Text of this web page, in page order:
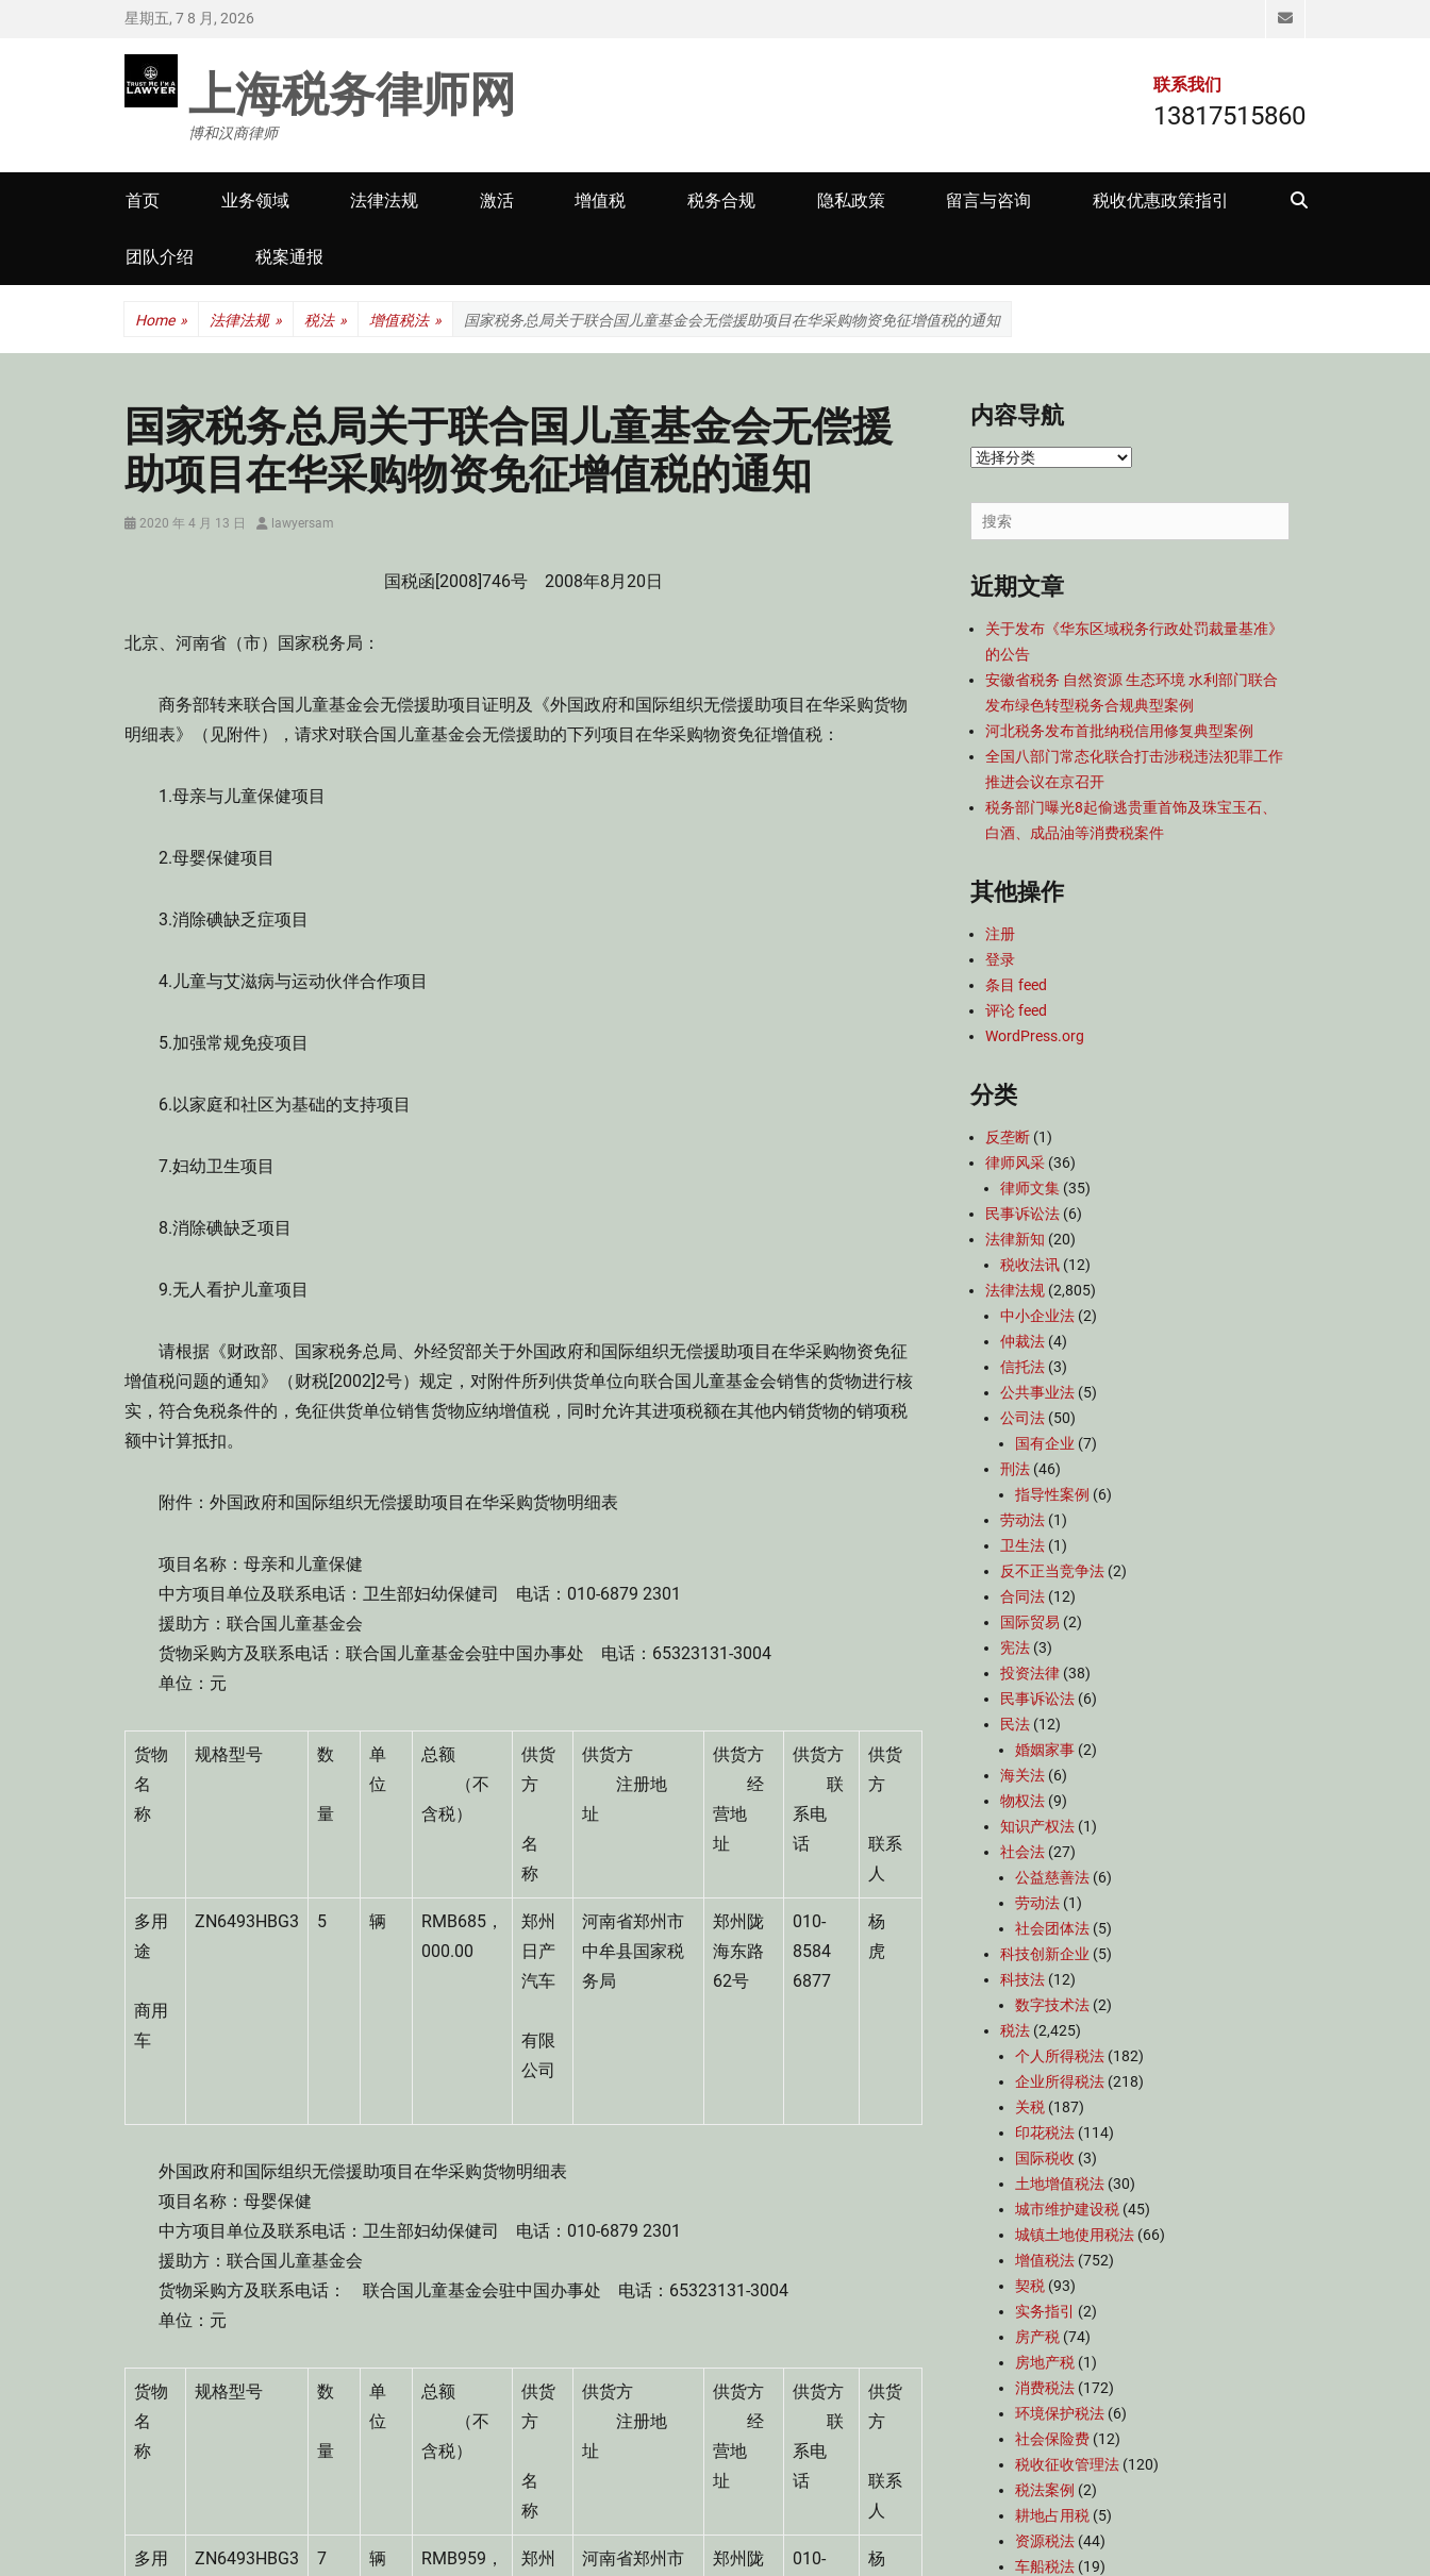
星期五, 7 8 月, 2026 Email
上海税务律师网
博和汉商律师
联系我们
13817515860
Primary
menu
首页 业务领域 法律法规 激活 增值税 税务合规 隐私政策 留言与咨询 税收优惠政策指引
团队介绍 税案通报
Home » 法律法规 » 税法 » 增值税法 » 国家税务总局关于联合国儿童基金会无偿援助项目在华采购物资免征增值税的通知
国家税务总局关于联合国儿童基金会无偿援
助项目在华采购物资免征增值税的通知
Posted
2020 年 4 月 13 日 Authorlawyersam
国税函[2008]746号 2008年8月20日
北京、河南省（市）国家税务局：
商务部转来联合国儿童基金会无偿援助项目证明及《外国政府和国际组织无偿援助项目在华采购货物
明细表》（见附件），请求对联合国儿童基金会无偿援助的下列项目在华采购物资免征增值税：
1.母亲与儿童保健项目
2.母婴保健项目
3.消除碘缺乏症项目
4.儿童与艾滋病与运动伙伴合作项目
5.加强常规免疫项目
6.以家庭和社区为基础的支持项目
7.妇幼卫生项目
8.消除碘缺乏项目
9.无人看护儿童项目
请根据《财政部、国家税务总局、外经贸部关于外国政府和国际组织无偿援助项目在华采购物资免征
增值税问题的通知》（财税[2002]2号）规定，对附件所列供货单位向联合国儿童基金会销售的货物进行核
实，符合免税条件的，免征供货单位销售货物应纳增值税，同时允许其进项税额在其他内销货物的销项税
额中计算抵扣。
附件：外国政府和国际组织无偿援助项目在华采购货物明细表
项目名称：母亲和儿童保健
中方项目单位及联系电话：卫生部妇幼保健司 电话：010-6879 2301
援助方：联合国儿童基金会
货物采购方及联系电话：联合国儿童基金会驻中国办事处 电话：65323131-3004
单位：元
货物
名
称
规格型号 数
量
单
位
总额
（不
含税）
供货
方
名
称
供货方
注册地
址
供货方
经
营地
址
供货方
联
系电
话
供货
方
联系
人
多用
途
商用
车
ZN6493HBG3 5 辆
RMB685，
000.00
郑州
日产
汽车
有限
公司
河南省郑州市
中牟县国家税
务局
郑州陇
海东路
62号
010-
8584
6877
杨
虎
外国政府和国际组织无偿援助项目在华采购货物明细表
项目名称：母婴保健
中方项目单位及联系电话：卫生部妇幼保健司 电话：010-6879 2301
援助方：联合国儿童基金会
货物采购方及联系电话： 联合国儿童基金会驻中国办事处 电话：65323131-3004
单位：元
货物
名
称
规格型号 数
量
单
位
总额
（不
含税）
供货
方
名
称
供货方
注册地
址
供货方
经
营地
址
供货方
联
系电
话
供货
方
联系
人
多用
ZN6493HBG3 7 辆
RMB959，
郑州
河南省郑州市
郑州陇
010-
杨
内容导航
内
导
航
Search
for:
近期文章
关于发布《华东区域税务行政处罚裁量基准》
的公告
安徽省税务 自然资源 生态环境 水利部门联合
发布绿色转型税务合规典型案例
河北税务发布首批纳税信用修复典型案例
全国八部门常态化联合打击涉税违法犯罪工作
推进会议在京召开
税务部门曝光8起偷逃贵重首饰及珠宝玉石、
白酒、成品油等消费税案件
其他操作
注册
登录
条目 feed
评论 feed
WordPress.org
分类
反垄断 (1)
律师风采 (36)
律师文集 (35)
民事诉讼法 (6)
法律新知 (20)
税收法讯 (12)
法律法规 (2,805)
中小企业法 (2)
仲裁法 (4)
信托法 (3)
公共事业法 (5)
公司法 (50)
国有企业 (7)
刑法 (46)
指导性案例 (6)
劳动法 (1)
卫生法 (1)
反不正当竞争法 (2)
合同法 (12)
国际贸易 (2)
宪法 (3)
投资法律 (38)
民事诉讼法 (6)
民法 (12)
婚姻家事 (2)
海关法 (6)
物权法 (9)
知识产权法 (1)
社会法 (27)
公益慈善法 (6)
劳动法 (1)
社会团体法 (5)
科技创新企业 (5)
科技法 (12)
数字技术法 (2)
税法 (2,425)
个人所得税法 (182)
企业所得税法 (218)
关税 (187)
印花税法 (114)
国际税收 (3)
土地增值税法 (30)
城市维护建设税 (45)
城镇土地使用税法 (66)
增值税法 (752)
契税 (93)
实务指引
(2)
房产税 (74)
房地产税 (1)
消费税法 (172)
环境保护税法 (6)
社会保险费 (12)
税收征收管理法 (120)
税法案例 (2)
耕地占用税 (5)
资源税法 (44)
车船税法 (19)